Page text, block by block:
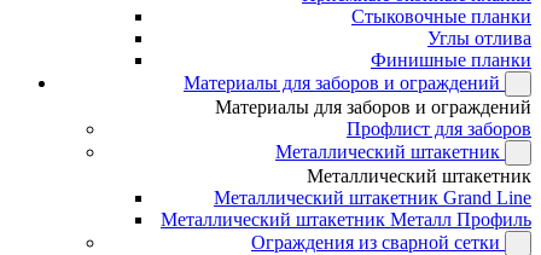
Стыковочные планки
Углы отлива
Финишные планки
Материалы для заборов и ограждений
Материалы для заборов и ограждений
Профлист для заборов
Металлический штакетник
Металлический штакетник
Металлический штакетник Grand Line
Металлический штакетник Металл Профиль
Ограждения из сварной сетки